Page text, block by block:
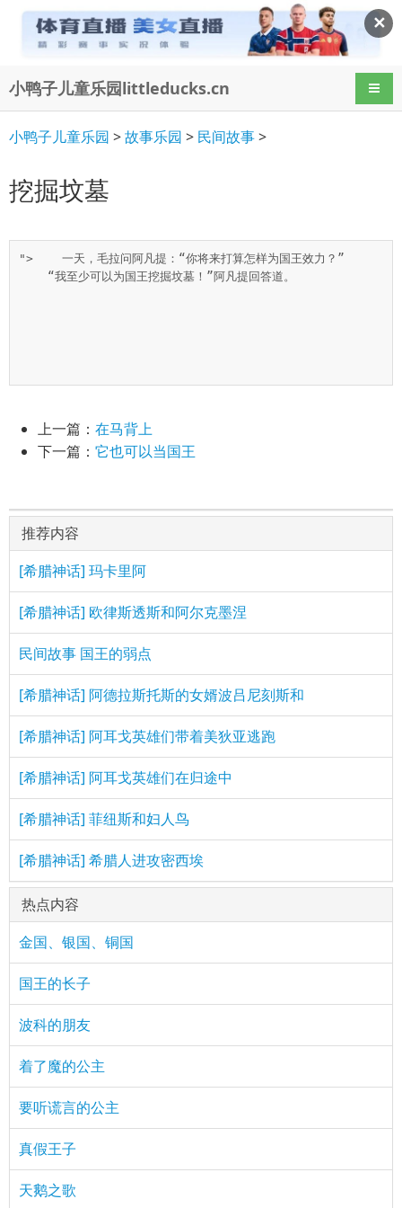
✕
小鸭子儿童乐园littleducks.cn 导航
小鸭子儿童乐园 >故事乐园 > 民间故事>
挖掘坟墓
">    一天，毛拉问阿凡提：“你将来打算怎样为国王效力？”
上一篇： 在马背上
下一篇： 它也可以当国王
推荐内容
[希腊神话] 玛卡里阿
[希腊神话] 欧律斯透斯和阿尔克墨涅
民间故事 国王的弱点
[希腊神话] 阿德拉斯托斯的女婿波吕尼刻斯和
[希腊神话] 阿耳戈英雄们带着美狄亚逃跑
[希腊神话] 阿耳戈英雄们在归途中
[希腊神话] 菲纽斯和妇人鸟
[希腊神话] 希腊人进攻密西埃
热点内容
金国、银国、铜国
国王的长子
波科的朋友
着了魔的公主
要听谎言的公主
真假王子
天鹅之歌